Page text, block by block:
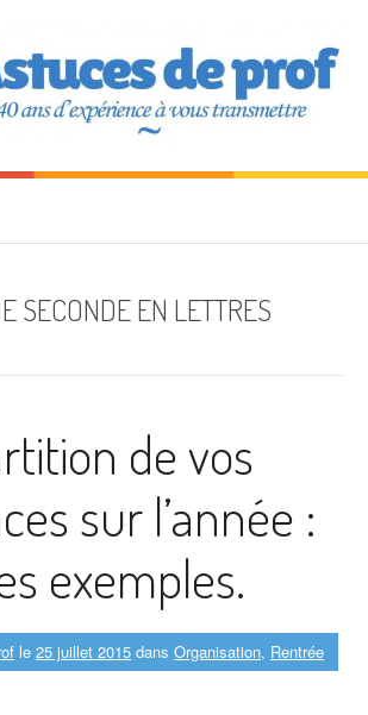
prof
SECONDE EN LETTRES
de vos
sur l’année :
exemples.
le 25 juillet 2015 dans Organisation, Rentrée